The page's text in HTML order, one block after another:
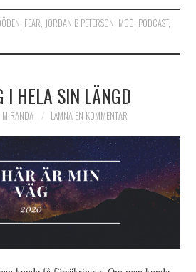
, FEAR, JORDAN B PETERSON, MOD, PODCAST,
I HELA SIN LÄNGD
MIRANDA LÄMNA EN KOMMENTAR